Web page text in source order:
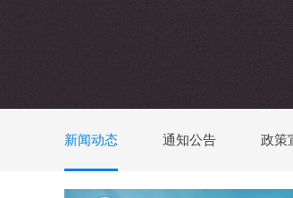
新闻动态 通知公告 政策